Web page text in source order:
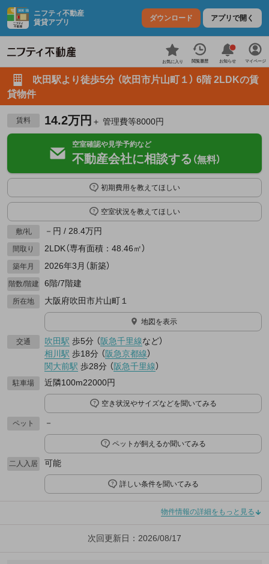
ニフティ不動産
賃貸アプリ
ダウンロード アプリで開く
お気に入り 閲覧履歴 お知らせ マイページ
吹田駅より徒歩5分 （吹田市片山町１） 6階 2LDKの賃
貸物件
賃料 14.2万円 ＋ 管理費等8000円
空室確認や見学予約など
不動産会社に相談する （無料）
初期費用を教えてほしい
空室状況を教えてほしい
敷/礼 －円 / 28.4万円
間取り 2LDK（専有面積：48.46㎡）
築年月 2026年3月（新築）
階数/階建 6階/7階建
所在地 大阪府吹田市片山町１
地図を表示
交通 吹田駅 歩5分 （阪急千里線など）
相川駅 歩18分 （阪急京都線）
関大前駅 歩28分 （阪急千里線）
駐車場 近隣100m22000円
空き状況やサイズなどを聞いてみる
ペット －
ペットが飼えるか聞いてみる
二人入居 可能
詳しい条件を聞いてみる
物件情報の詳細をもっと見る
次回更新日：2026/08/17